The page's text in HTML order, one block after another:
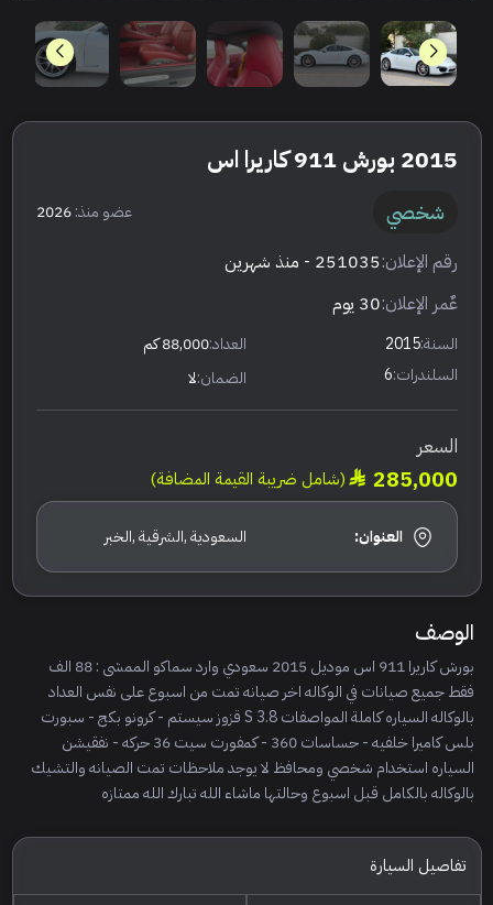
2015 بورش 911 كاريرا اس
شخصي عضو منذ:2026
رقم الإعلان:251035 - منذ شهرين
عٌمر الإعلان:30 يوم
السنة:2015 العداد:88,000 كم
السلندرات:6 الضمان:لا
السعر
285,000 (شامل ضريبة القيمة المضافة)
العنوان: السعودية ,الشرقية ,الخبر
الوصف
بورش كاريرا 911 اس موديل 2015 سعودي وارد سماكو الممشى : 88 الف
فقط جميع صيانات في الوكاله اخر صيانه تمت من اسبوع على نفس العداد
بالوكاله السياره كاملة المواصفات S 3.8 قزوز سيستم - كرونو بكج - سبورت
بلس كاميرا خلفيه - حساسات 360 - كمفورت سيت 36 حركه - نفقيشن
السياره استخدام شخصي ومحافظ لا يوجد ملاحظات تمت الصيانه والتشيك
بالوكاله بالكامل قبل اسبوع وحالتها ماشاء الله تبارك الله ممتازه
تفاصيل السيارة